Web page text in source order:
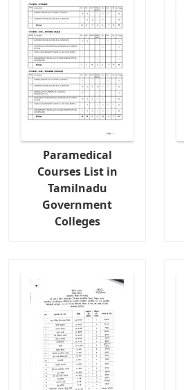
Paramedical
Courses List in
Tamilnadu
Government
Colleges